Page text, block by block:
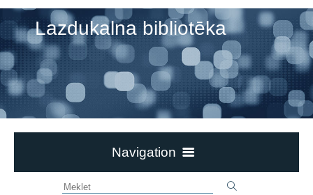
Lazdukalna bibliotēka
Navigation